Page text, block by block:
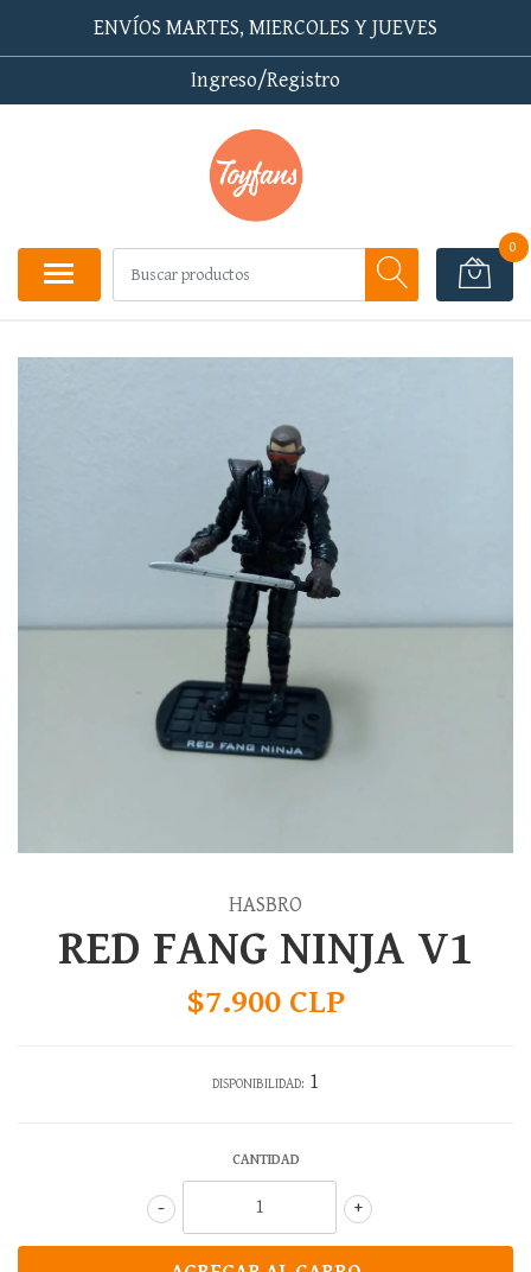
ENVÍOS MARTES, MIERCOLES Y JUEVES
Ingreso/Registro
0
HASBRO
RED FANG NINJA V1
$7.900 CLP
DISPONIBILIDAD: 1
CANTIDAD
+
-